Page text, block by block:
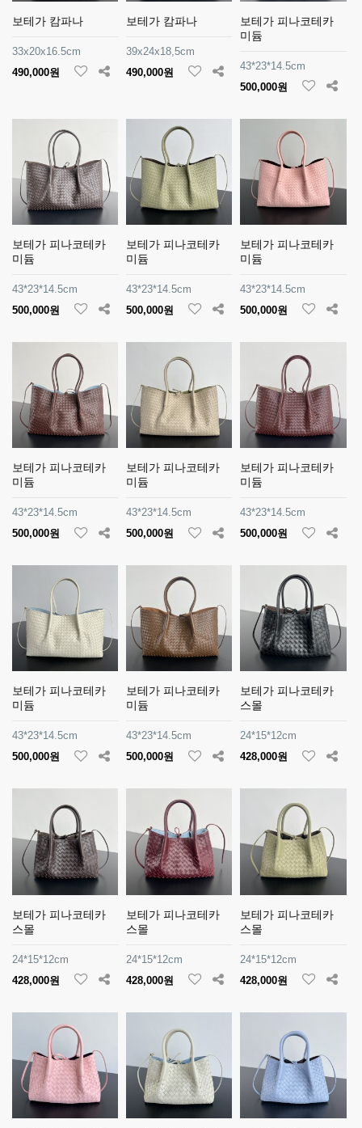
보테가 캄파나
33x20x16.5cm
490,000원
보테가 캄파나
39x24x18,5cm
490,000원
보테가 피나코테카
미듐
43*23*14.5cm
500,000원
보테가 피나코테카
미듐
43*23*14.5cm
500,000원
보테가 피나코테카
미듐
43*23*14.5cm
500,000원
보테가 피나코테카
미듐
43*23*14.5cm
500,000원
보테가 피나코테카
미듐
43*23*14.5cm
500,000원
보테가 피나코테카
미듐
43*23*14.5cm
500,000원
보테가 피나코테카
미듐
43*23*14.5cm
500,000원
보테가 피나코테카
미듐
43*23*14.5cm
500,000원
보테가 피나코테카
미듐
43*23*14.5cm
500,000원
보테가 피나코테카
스몰
24*15*12cm
428,000원
보테가 피나코테카
스몰
24*15*12cm
428,000원
보테가 피나코테카
스몰
24*15*12cm
428,000원
보테가 피나코테카
스몰
24*15*12cm
428,000원